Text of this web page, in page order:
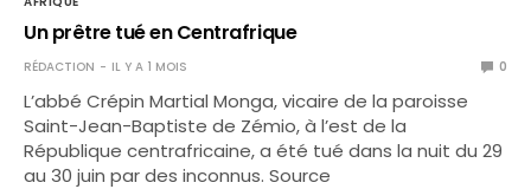
Un prêtre tué en Centrafrique
RÉDACTION IL Y A 1 MOIS 0
L’abbé Crépin Martial Monga, vicaire de la paroisse
Saint-Jean-Baptiste de Zémio, à l’est de la
République centrafricaine, a été tué dans la nuit du 29
au 30 juin par des inconnus. Source